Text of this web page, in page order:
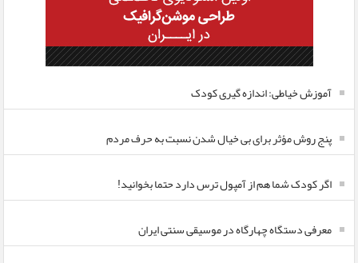
آموزش خیاطی: اندازه گیری کودک
پنج روش مؤثر برای بی خیال شدن نسبت به حرف مردم
اگر کودک شما هم از آمپول ترس دارد حتما بخوانید!
معرفی دستگاه چهارگاه در موسیقی سنتی ایران